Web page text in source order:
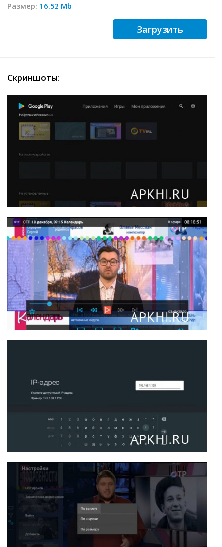
Размер: 16.52 Mb
Загрузить
Скриншоты: